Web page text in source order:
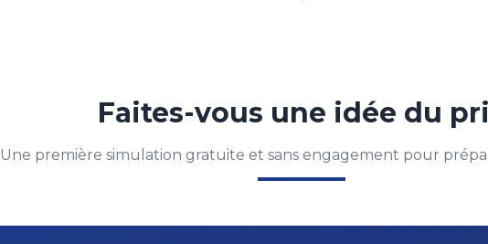
Faites-vous une idée du
Une première simulation gratuite et sans engagement pour